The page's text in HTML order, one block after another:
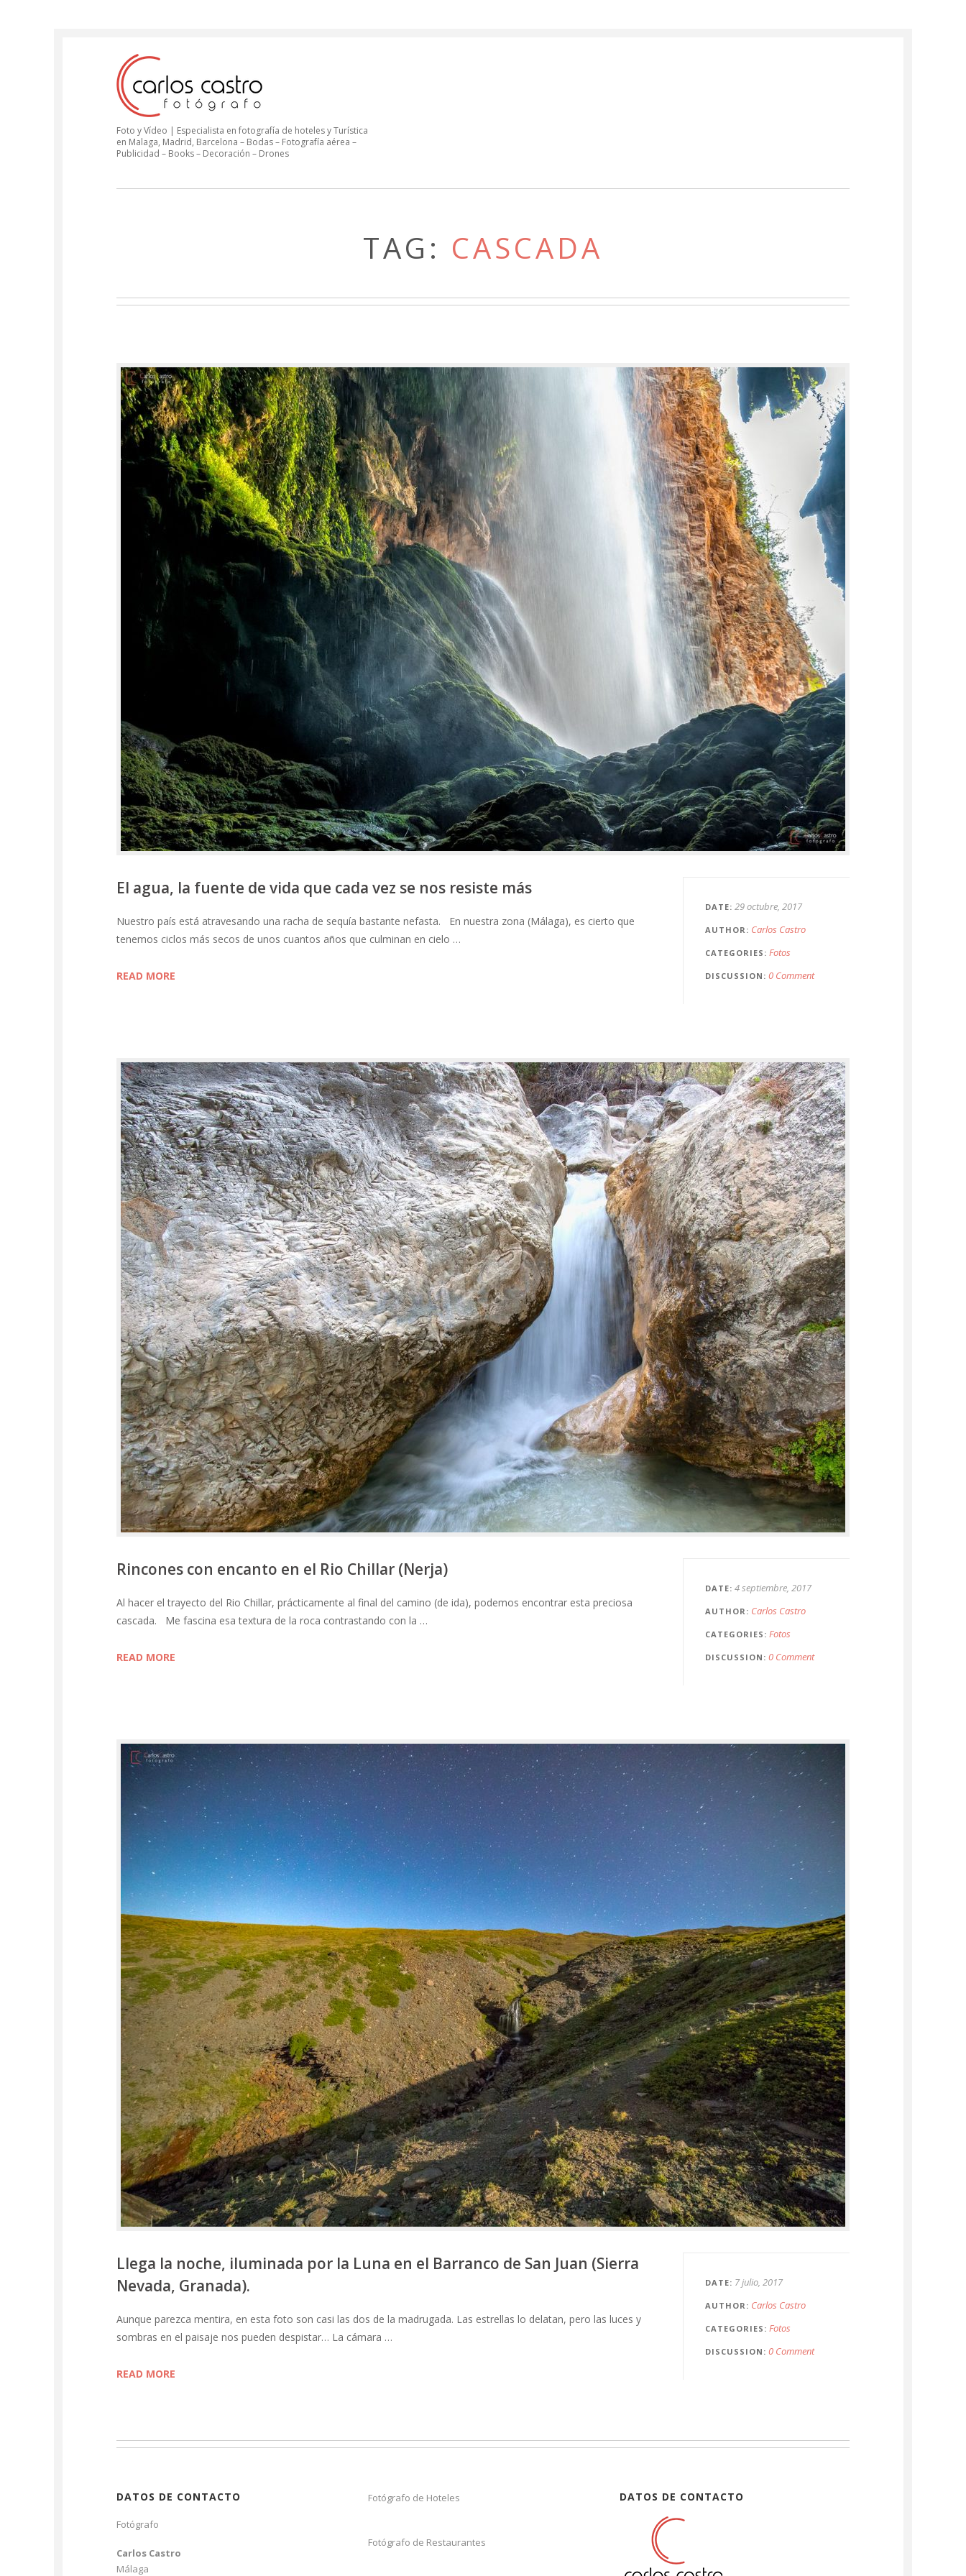
Foto y Vídeo | Especialista en fotografía de hoteles y Turística
en Malaga, Madrid, Barcelona – Bodas – Fotografía aérea –
Publicidad – Books – Decoración – Drones
TAG: CASCADA
DATE 29 octubre, 2017
AUTHOR Carlos Castro
CATEGORIES Fotos
DISCUSSION 0 Comment
El agua, la fuente de vida que cada vez se nos resiste más
Nuestro país está atravesando una racha de sequía bastante nefasta. En nuestra zona (Málaga), es cierto que
tenemos ciclos más secos de unos cuantos años que culminan en cielo …
READ MORE
DATE 4 septiembre, 2017
AUTHOR Carlos Castro
CATEGORIES Fotos
DISCUSSION 0 Comment
Rincones con encanto en el Rio Chillar (Nerja)
Al hacer el trayecto del Rio Chillar, prácticamente al final del camino (de ida), podemos encontrar esta preciosa
cascada. Me fascina esa textura de la roca contrastando con la …
READ MORE
DATE 7 julio, 2017
AUTHOR Carlos Castro
CATEGORIES Fotos
DISCUSSION 0 Comment
Llega la noche, iluminada por la Luna en el Barranco de San Juan (Sierra
Nevada, Granada).
Aunque parezca mentira, en esta foto son casi las dos de la madrugada. Las estrellas lo delatan, pero las luces y
sombras en el paisaje nos pueden despistar… La cámara …
READ MORE
DATOS DE CONTACTO
Fotógrafo
Carlos Castro
Málaga
Fotógrafo de Hoteles
Fotógrafo de Restaurantes
DATOS DE CONTACTO